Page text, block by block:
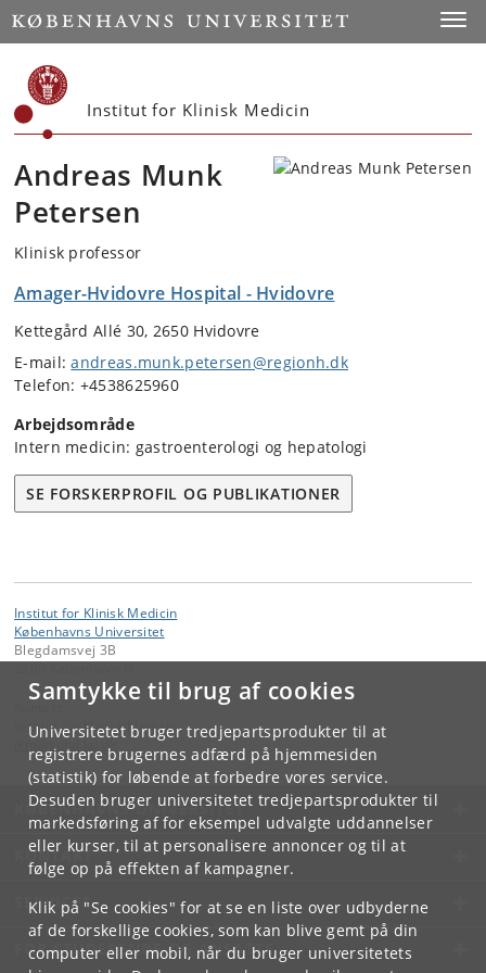
Samtykke til brug af cookies
Universitetet bruger tredjepartsprodukter til at
registrere brugernes adfærd på hjemmesiden
(statistik) for løbende at forbedre vores service.
Desuden bruger universitetet tredjepartsprodukter til
markedsføring af for eksempel udvalgte uddannelser
eller kurser, til at personalisere annoncer og til at
følge op på effekten af kampagner.
Klik på "Se cookies" for at se en liste over udbyderne
af de forskellige cookies, som kan blive gemt på din
computer eller mobil, når du bruger universitetets
Start
Institut for Klinisk Medicin
Andreas Munk
Petersen
Klinisk professor
Amager-Hvidovre Hospital - Hvidovre
Kettegård Allé 30, 2650 Hvidovre
E-mail:andreas.munk.petersen@regionh.dk
Telefon: +4538625960
Arbejdsområde
Intern medicin: gastroenterologi og hepatologi
SE FORSKERPROFIL OG PUBLIKATIONER
Institut for Klinisk Medicin
Københavns Universitet
Blegdamsvej 3B
Institut for Klinisk Medicin
KØBENHAVNS UNIVERSITET
KONTAKT
SERVICES
FOR STUDERENDE OG ANSATTE